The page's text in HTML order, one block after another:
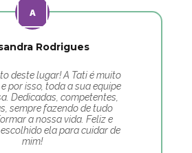
Rodrigues
deste lugar! A Tati é muito
por isso, toda a sua equipe
Dedicadas, competentes,
sempre fazendo de tudo
a nossa vida. Feliz e
ela para cuidar de
mim!